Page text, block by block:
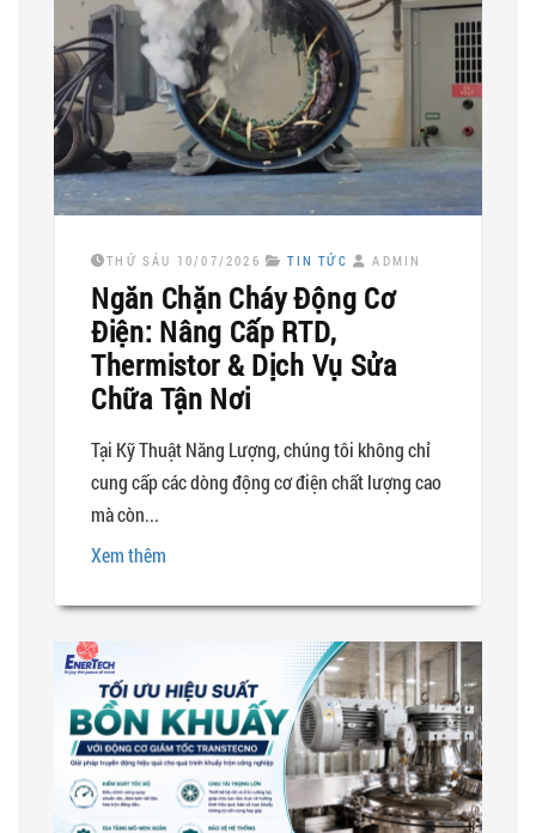
THỨ SÁU 10/07/2026 TIN TỨC ADMIN
Ngăn Chặn Cháy Động Cơ
Điện: Nâng Cấp RTD,
Thermistor & Dịch Vụ Sửa
Chữa Tận Nơi
Tại Kỹ Thuật Năng Lượng, chúng tôi không chỉ
cung cấp các dòng động cơ điện chất lượng cao
mà còn...
Xem thêm